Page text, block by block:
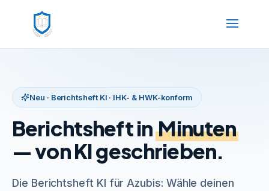
Neu · Berichtsheft KI · IHK- & HWK-konform
Berichtsheft inMinuten
— von KI geschrieben.
Die Berichtsheft KI für Azubis: Wähle deinen